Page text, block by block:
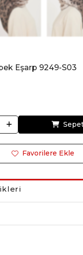
Eşarp 9249-S03
Favorilere Ekle